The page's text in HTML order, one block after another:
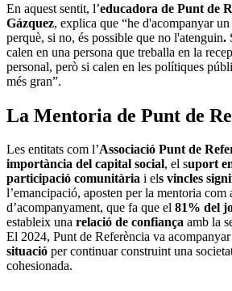
En aquest sentit, l’educadora de Punt de
Gázquez, explica que “he d'acompanyar
perquè, si no, és possible que no l'atenguin.
calen en una persona que treballa en la
personal, però si calen en les polítiques
més gran”.
La Mentoria de Punt de
Les entitats com l’Associació Punt de
importància del capital social, el suport
participació comunitària i els vincles
l’emancipació, aposten per la mentoria com
d’acompanyament, que fa que el 81% del
estableix una relació de confiança amb la
El 2024, Punt de Referència va acompanyar
situació per continuar construint una
cohesionada.